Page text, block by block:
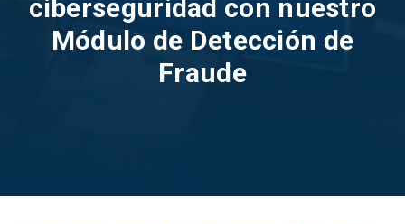
ciberseguridad con nuestro
Módulo de Detección de
Fraude